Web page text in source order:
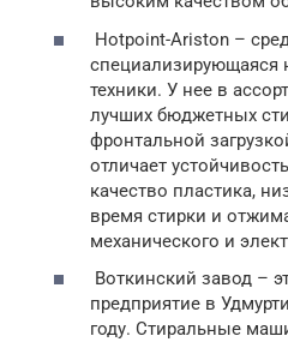
Hotpoint-Ariston –
специализирующаяся
техники. У нее в
лучших бюджетных
фронтальной
отличает
качество пластика,
время стирки и
механического и
Воткинский завод –
предприятие в
году. Стиральные